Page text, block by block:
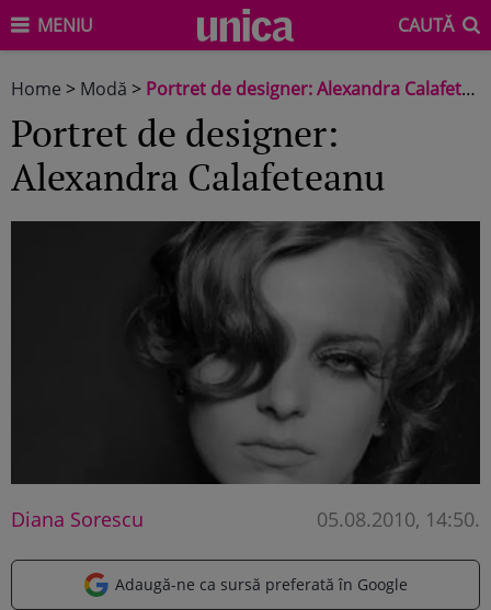
MENIU CAUTĂ
Home > Modă > Portret de designer: Alexandra Calafeteanu
Portret de designer:
Alexandra Calafeteanu
Diana Sorescu 05.08.2010, 14:50.
Adaugă-ne ca sursă preferată în Google